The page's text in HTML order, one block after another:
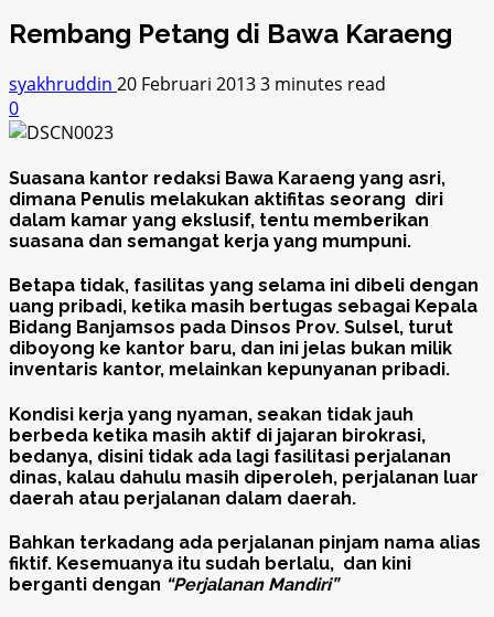
Rembang Petang di Bawa Karaeng
syakhruddin 20 Februari 20133 minutes read
0
Suasana kantor redaksi Bawa Karaeng yang asri,
dimana Penulis melakukan aktifitas seorang diri
dalam kamar yang ekslusif, tentu memberikan
suasana dan semangat kerja yang mumpuni.
Betapa tidak, fasilitas yang selama ini dibeli dengan
uang pribadi, ketika masih bertugas sebagai Kepala
Bidang Banjamsos pada Dinsos Prov. Sulsel, turut
diboyong ke kantor baru, dan ini jelas bukan milik
inventaris kantor, melainkan kepunyanan pribadi.
Kondisi kerja yang nyaman, seakan tidak jauh
berbeda ketika masih aktif di jajaran birokrasi,
bedanya, disini tidak ada lagi fasilitasi perjalanan
dinas, kalau dahulu masih diperoleh, perjalanan luar
daerah atau perjalanan dalam daerah.
Bahkan terkadang ada perjalanan pinjam nama alias
fiktif. Kesemuanya itu sudah berlalu, dan kini
berganti dengan “Perjalanan Mandiri”